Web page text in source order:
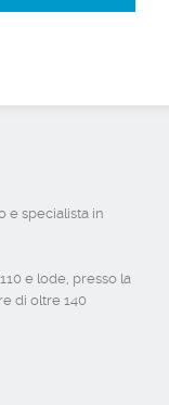
e specialista in
e lode, presso la
di oltre 140